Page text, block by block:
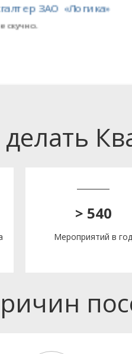
ЗАО «Логика»
делать
> 540
Мероприятий в год